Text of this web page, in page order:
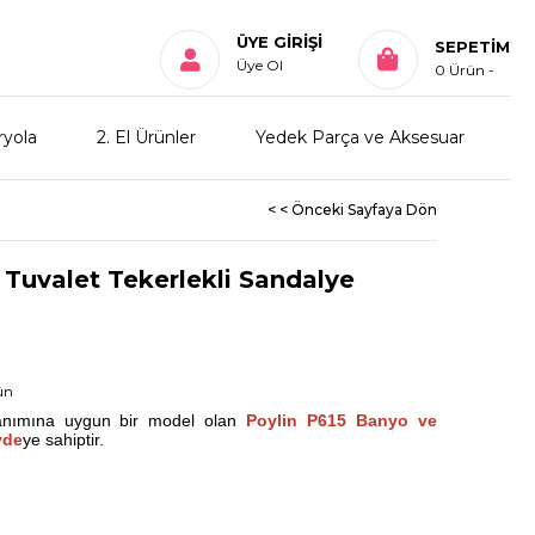
SEPETIM
0 Ürün
ÜYE GIRIŞI
Üye Ol
2. El Ürünler Yedek Parça ve Aksesuar
< < Önceki Sayfaya Dön
Tekerlekli Sandalye
uygun bir model olan Poylin P615 Banyo ve
ye sahiptir.